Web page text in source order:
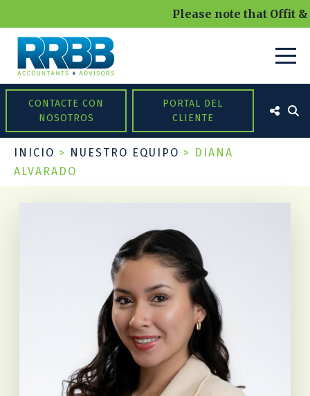
Please note that Offit &
CONTACTE CON
NOSOTROS
PORTAL DEL
CLIENTE
INICIO > NUESTRO EQUIPO > DIANA
ALVARADO